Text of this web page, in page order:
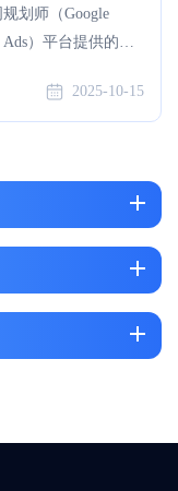
须拥有谷歌账号
站访问权限：你需
划师（Google
）平台提供的一
提供每个关键词的
考等数据。通过这
备启动广告活动，
划师都是数字营销
2025-10-15